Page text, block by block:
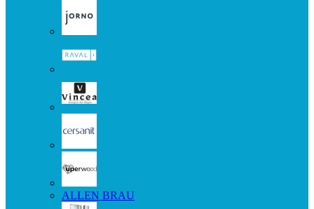
ALLEN BRAU